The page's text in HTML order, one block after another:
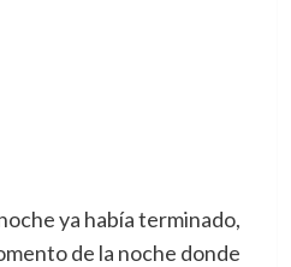
ya había terminado,
de la noche donde